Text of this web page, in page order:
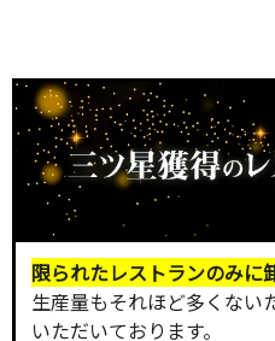
限られたレストランのみに
生産量もそれほど多くない
いただいております。